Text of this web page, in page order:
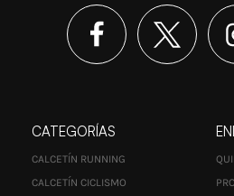
CATEGORÍAS
CALCETÍN RUNNING
CALCETÍN CICLISMO